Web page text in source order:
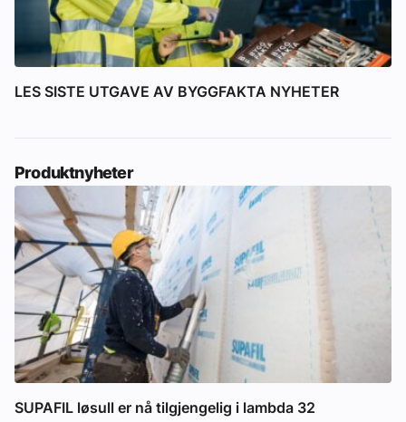
LES SISTE UTGAVE AV BYGGFAKTA NYHETER
Produktnyheter
SUPAFIL løsull er nå tilgjengelig i lambda 32